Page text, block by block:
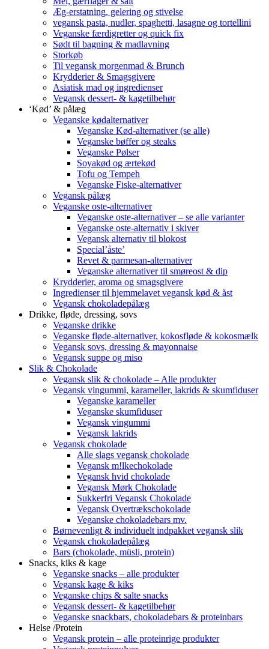
Æg-erstatning, gelering og stivelse
vegansk pasta, nudler, spaghetti, lasagne og tortellini
Veganske færdigretter og quick fix
Sødt til bagning & madlavning
Storkøb
Til vegansk morgenmad & Brunch
Krydderier & Smagsgivere
Asiatisk mad og ingredienser
Vegansk dessert- & kagetilbehør
‘Kød’ & pålæg
Veganske kødalternativer
Veganske Kød-alternativer (se alle)
Veganske bøffer og steaks
Veganske Pølser
Soyakød og ærtekød
Tofu og Tempeh
Veganske Fiske-alternativer
Vegansk pålæg
Veganske oste-alternativer
Veganske oste-alternativer – se alle varianter
Veganske oste-alternativ i skiver
Vegansk alternativ til blokost
Special’åste’
Revet & parmesan-alternativer
Veganske alternativer til smøreost & dip
Krydderier, aroma og smagsgivere
Ingredienser til hjemmelavet vegansk kød & åst
Vegansk chokoladepålæg
Drikke, fløde, dressing, sovs
Veganske drikke
Veganske fløde-alternativer, kokosfløde & kokosmælk
Vegansk sovs, dressing & mayonnaise
Vegansk suppe og miso
Slik & Chokolade
Vegansk slik & chokolade – Alle produkter
Vegansk vingummi, karameller, lakrids & skumfiduser
Veganske karameller
Veganske skumfiduser
Vegansk vingummi
Vegansk lakrids
Vegansk chokolade
Alle slags vegansk chokolade
Vegansk m!lkechokolade
Vegansk hvid chokolade
Vegansk Mørk Chokolade
Sukkerfri Vegansk Chokolade
Vegansk Overtrækschokolade
Veganske chokoladebars mv.
Børnevenligt & individuelt indpakket vegansk slik
Vegansk chokoladepålæg
Bars (chokolade, müsli, protein)
Snacks, kiks & kage
Veganske snacks – alle produkter
Vegansk kage & kiks
Veganske chips & salte snacks
Vegansk dessert- & kagetilbehør
Veganske snackbars, chokoladebars & proteinbars
Helse /Protein
Vegansk protein – alle proteinrige produkter